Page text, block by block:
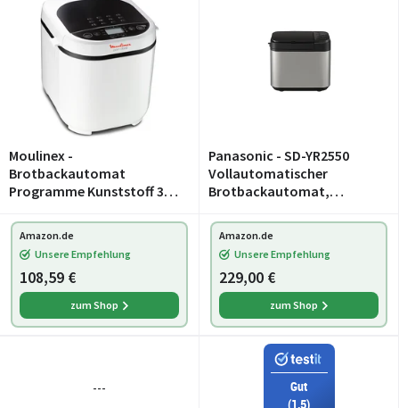
Moulinex -
Brotbackautomat
Programme Kunststoff 31 x
Panasonic - SD-YR2550
Vollautomatischer
Brotbackautomat,
Rosinen-Nussverteiler und
Hefespender, 31
automatische
Programme, zwei
Temperatursen
Amazon.de
Unsere Empfehlung
108,59 €
zum Shop
Amazon.de
Unsere Empfehlung
229,00 €
zum Shop
---
Gut
(1,5)